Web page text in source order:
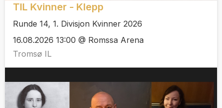
TIL Kvinner - Klepp
Runde 14, 1. Divisjon Kvinner 2026
16.08.2026 13:00 @ Romssa Arena
Tromsø IL